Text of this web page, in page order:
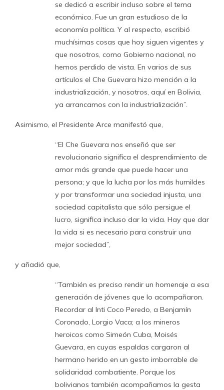
se dedicó a escribir incluso sobre el tema
económico. Fue un gran estudioso de la
economía política. Y al respecto, escribió
muchísimas cosas que hoy siguen vigentes y
que nosotros, como Gobierno nacional, no
hemos perdido de vista. En varios de sus
artículos el Che Guevara hizo mención a la
industrialización, y nosotros, aquí en Bolivia,
ya arrancamos con la industrialización”.
Asimismo, el Presidente Arce manifestó que,
“El Che Guevara nos enseñó que ser
revolucionario significa el desprendimiento de
amor más grande que puede hacer una
persona; y que la lucha por los más humildes
y por transformar una sociedad injusta, una
sociedad capitalista que sólo persigue el
lucro, significa incluso dar la vida. Hay que dar
la vida si es necesario para construir una
mejor sociedad”,
y añadió que,
“También es preciso rendir un homenaje a esa
generación de jóvenes que lo acompañaron.
Recordar al Inti Coco Peredo, a Benjamín
Coronado, Lorgio Vaca; a los mineros
heroicos como Simeón Cuba, Moisés
Guevara, en cuyas espaldas cargaron al
hermano herido en un gesto imborrable de
solidaridad combatiente. Porque los
bolivianos también acompañamos la gesta